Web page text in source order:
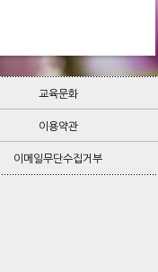
교육문화
교육문화
이용약관
이용약관
이메일무단수집거부